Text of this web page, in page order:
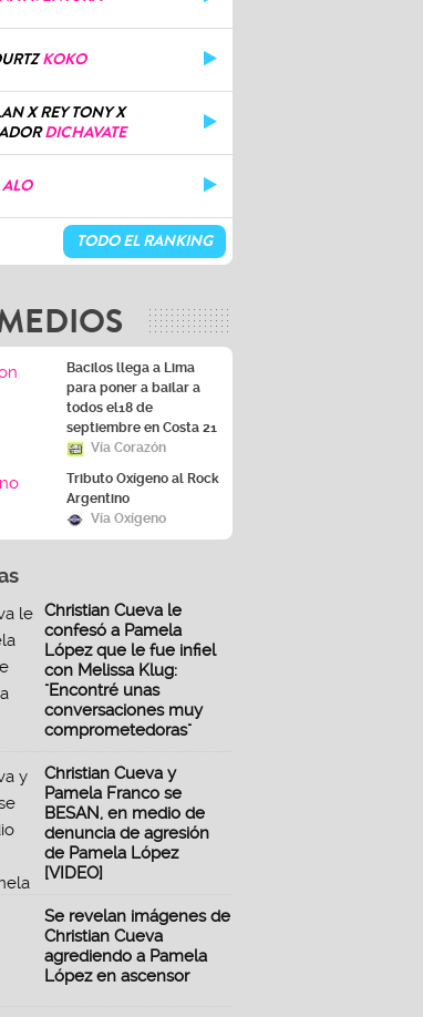
KOKO
X REY TONY X
DICHAVATE
ALO
TODO EL RANKING
Bacilos llega a Lima
para poner a bailar a
todos el18 de
septiembre en Costa 21
Vía Corazón
Tributo Oxígeno al Rock
Argentino
Vía Oxígeno
Christian Cueva le
confesó a Pamela
López que le fue infiel
con Melissa Klug:
"Encontré unas
conversaciones muy
comprometedoras"
Christian Cueva y
Pamela Franco se
BESAN, en medio de
denuncia de agresión
de Pamela López
[VIDEO]
Se revelan imágenes de
Christian Cueva
agrediendo a Pamela
López en ascensor